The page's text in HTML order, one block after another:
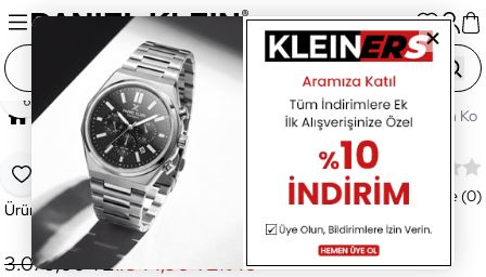
Ana Sayfa Saatler Kadın Saat FL.1.10113.3 Kadın
Favoriye Ekle
Paylaş
FL.1.10113.3 Kadın Kol Saati
Ürün Kodu:FL.1.10113.3
Değerlendirme (0)
3.079,00 TL1.844,90 TL% 40